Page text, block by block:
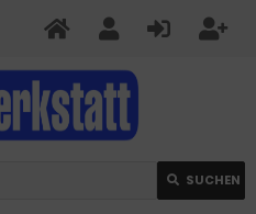
SUCHEN